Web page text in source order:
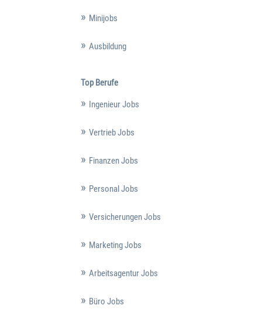
Minijobs
Ausbildung
Top Berufe
Ingenieur Jobs
Vertrieb Jobs
Finanzen Jobs
Personal Jobs
Versicherungen Jobs
Marketing Jobs
Arbeitsagentur Jobs
Büro Jobs